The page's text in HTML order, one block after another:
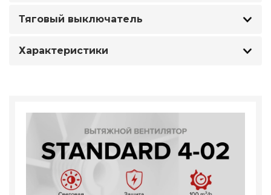
Тяговый выключатель
Характеристики